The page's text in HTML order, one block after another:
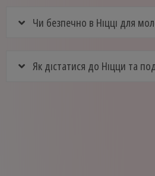
Чи безпечно в Ніцці для
Як дістатися до Ніцци та